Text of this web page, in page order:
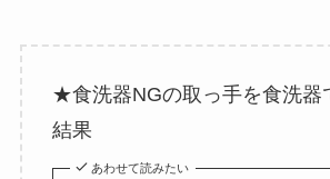
★食洗器NGの取っ手を食洗器
結果
あわせて読みたい